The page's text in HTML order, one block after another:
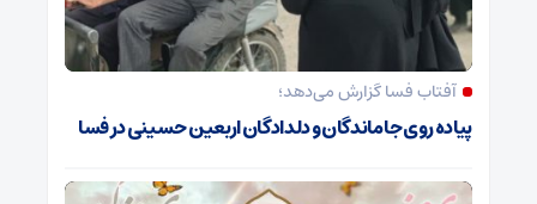
آفتاب فسا گزارش می‌دهد؛
پیاده روی جاماندگان و دلدادگان اربعین حسینی در فسا